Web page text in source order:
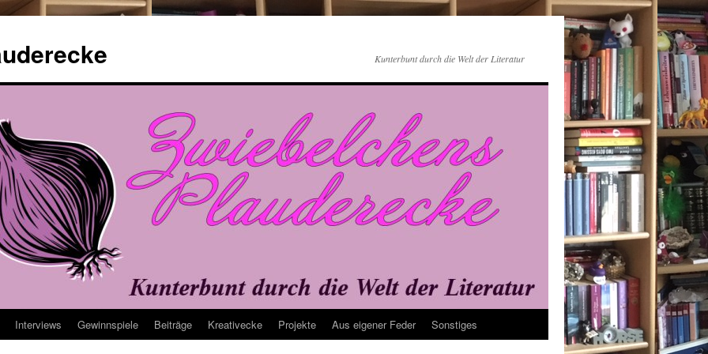
Kunterbunt durch die Welt der Literatur
Interviews Gewinnspiele Beiträge Kreativecke Projekte Aus eigener Feder Sonstiges